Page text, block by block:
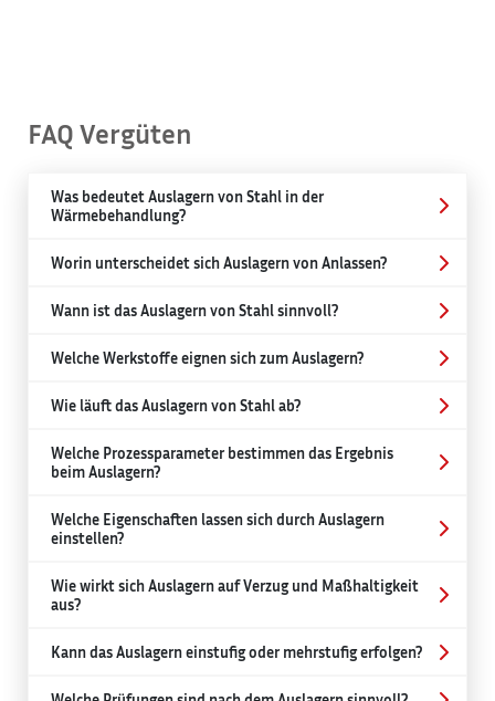
FAQ Vergüten
Was bedeutet Auslagern von Stahl in der
Wärmebehandlung?
Worin unterscheidet sich Auslagern von Anlassen?
Wann ist das Auslagern von Stahl sinnvoll?
Welche Werkstoffe eignen sich zum Auslagern?
Wie läuft das Auslagern von Stahl ab?
Welche Prozessparameter bestimmen das Ergebnis
beim Auslagern?
Welche Eigenschaften lassen sich durch Auslagern
einstellen?
Wie wirkt sich Auslagern auf Verzug und Maßhaltigkeit
aus?
Kann das Auslagern einstufig oder mehrstufig erfolgen?